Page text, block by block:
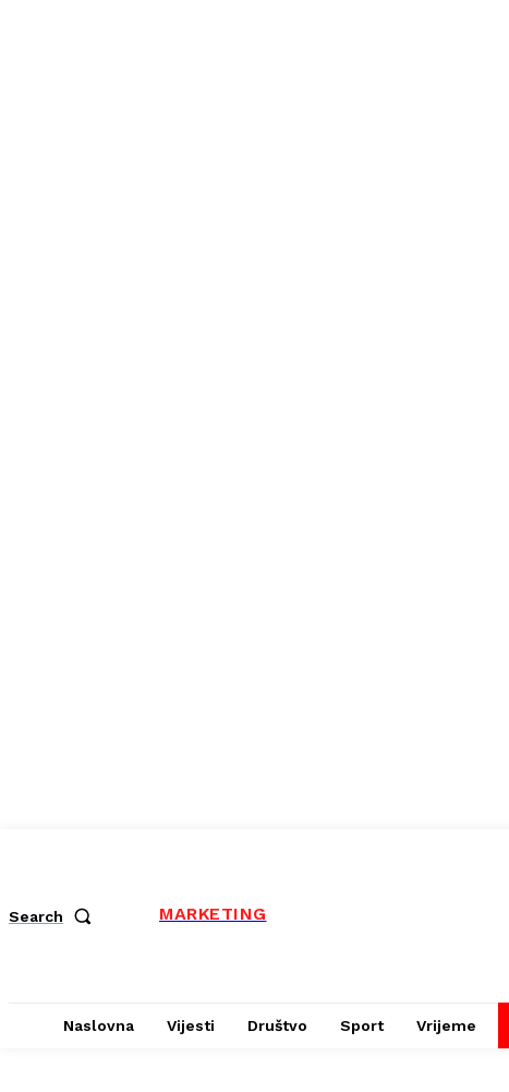
Search MARKETING
Naslovna Vijesti Društvo Sport Vrijeme